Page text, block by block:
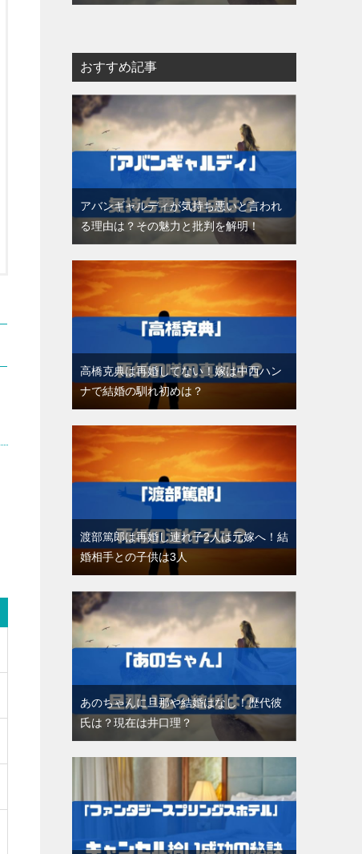
おすすめ記事
アバンギャルディが気持ち悪いと言われ
る理由は？その魅力と批判を解明！
高橋克典は再婚してない！嫁は中西ハン
ナで結婚の馴れ初めは？
渡部篤郎は再婚し連れ子2人は元嫁へ！結
婚相手との子供は3人
あのちゃんに旦那や結婚はなし！歴代彼
氏は？現在は井口理？